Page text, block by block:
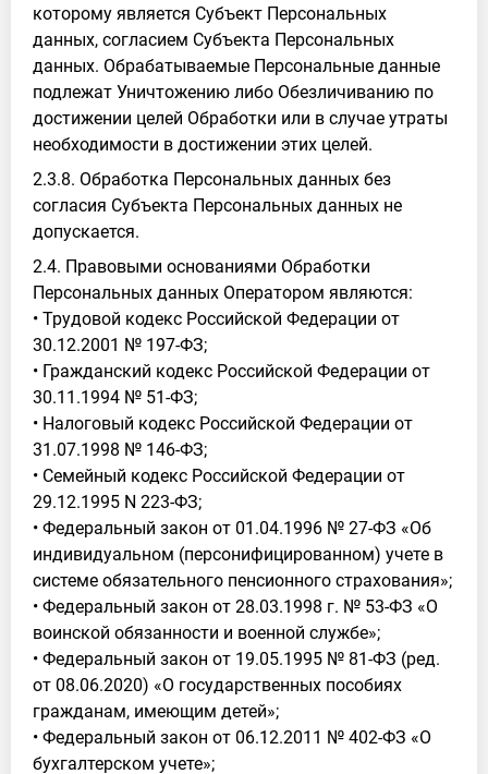
которому является Субъект Персональных
данных, согласием Субъекта Персональных
данных. Обрабатываемые Персональные данные
подлежат Уничтожению либо Обезличиванию по
достижении целей Обработки или в случае утраты
необходимости в достижении этих целей.
2.3.8. Обработка Персональных данных без
согласия Субъекта Персональных данных не
допускается.
2.4. Правовыми основаниями Обработки
Персональных данных Оператором являются:
• Трудовой кодекс Российской Федерации от
30.12.2001 № 197-ФЗ;
• Гражданский кодекс Российской Федерации от
30.11.1994 № 51-ФЗ;
• Налоговый кодекс Российской Федерации от
31.07.1998 № 146-ФЗ;
• Семейный кодекс Российской Федерации от
29.12.1995 N 223-ФЗ;
• Федеральный закон от 01.04.1996 № 27-ФЗ «Об
индивидуальном (персонифицированном) учете в
системе обязательного пенсионного страхования»;
• Федеральный закон от 28.03.1998 г. № 53-ФЗ «О
воинской обязанности и военной службе»;
• Федеральный закон от 19.05.1995 № 81-ФЗ (ред.
от 08.06.2020) «О государственных пособиях
гражданам, имеющим детей»;
• Федеральный закон от 06.12.2011 № 402-ФЗ «О
бухгалтерском учете»;